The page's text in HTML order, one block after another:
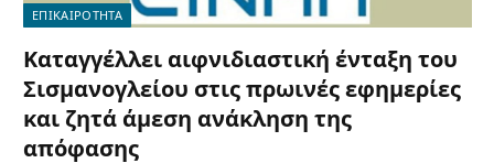
ΕΠΙΚΑΙΡΟΤΗΤΑ
Καταγγέλλει αιφνιδιαστική ένταξη του
Σισμανογλείου στις πρωινές εφημερίες
και ζητά άμεση ανάκληση της
απόφασης